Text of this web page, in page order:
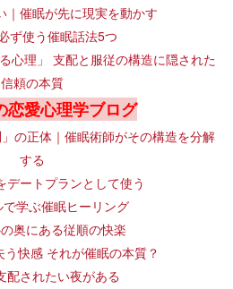
｜催眠が先に現実を動かす
ず使う催眠話法5つ
心理」 支配と服従の構造に隠された
信頼の本質
恋愛心理学ブログ
の正体｜催眠術師がその構造を分解
する
デートプランとして使う
で学ぶ催眠ヒーリング
奥にある従順の快楽
う快感 それが催眠の本質？
配されたい夜がある